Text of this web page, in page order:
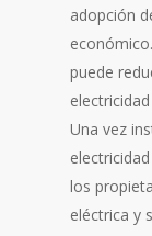
adopción
puede
Una vez
los
eléctrica y